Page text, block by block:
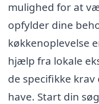
mulighed for at
opfylder dine
køkkenoplevelse
hjælp fra lokale
de specifikke
have. Start din